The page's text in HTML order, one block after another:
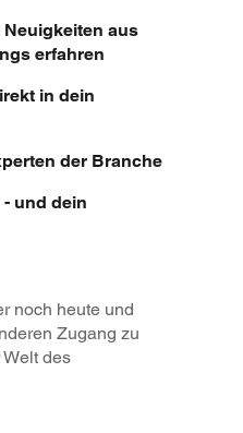
Neuigkeiten aus
erfahren
in dein
der Branche
und dein
noch heute und
Zugang zu
des